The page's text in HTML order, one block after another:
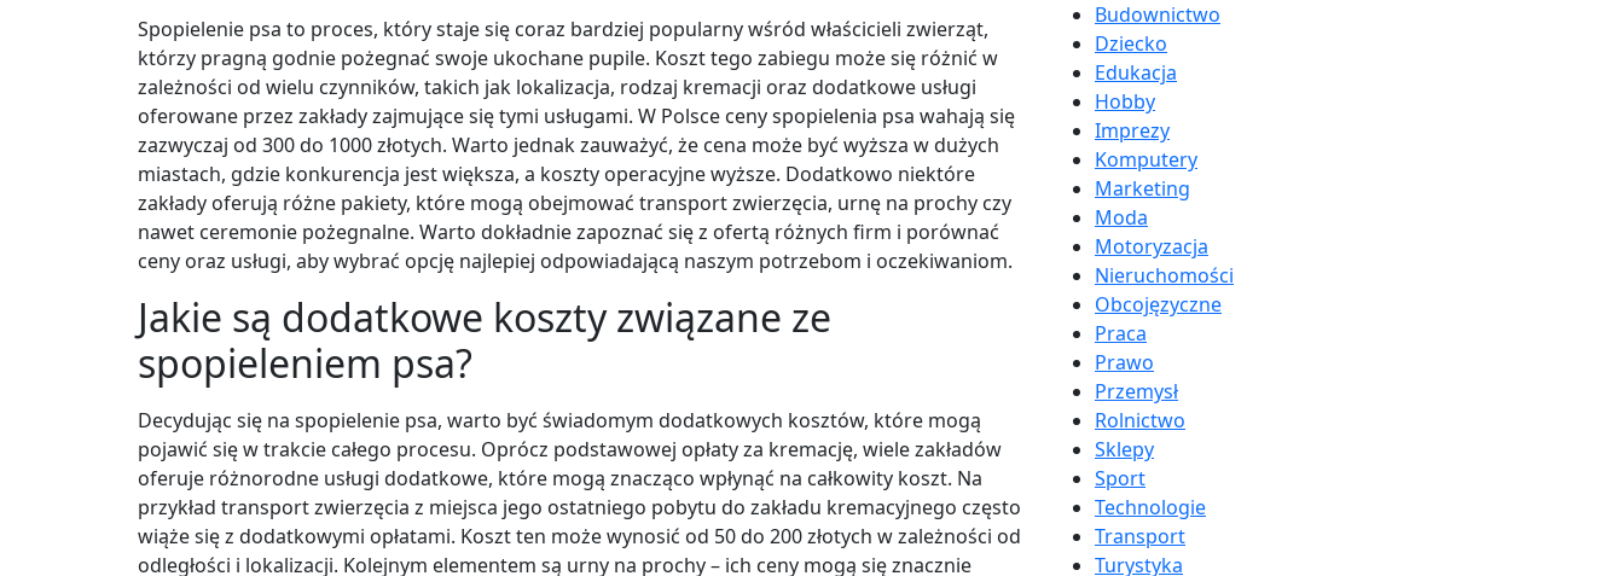
Spopielenie psa to proces, który staje się coraz bardziej popularny wśród właścicieli zwierząt,
którzy pragną godnie pożegnać swoje ukochane pupile. Koszt tego zabiegu może się różnić w
zależności od wielu czynników, takich jak lokalizacja, rodzaj kremacji oraz dodatkowe usługi
oferowane przez zakłady zajmujące się tymi usługami. W Polsce ceny spopielenia psa wahają się
zazwyczaj od 300 do 1000 złotych. Warto jednak zauważyć, że cena może być wyższa w dużych
miastach, gdzie konkurencja jest większa, a koszty operacyjne wyższe. Dodatkowo niektóre
zakłady oferują różne pakiety, które mogą obejmować transport zwierzęcia, urnę na prochy czy
nawet ceremonie pożegnalne. Warto dokładnie zapoznać się z ofertą różnych firm i porównać
ceny oraz usługi, aby wybrać opcję najlepiej odpowiadającą naszym potrzebom i oczekiwaniom.
Jakie są dodatkowe koszty związane ze
spopieleniem psa?
Decydując się na spopielenie psa, warto być świadomym dodatkowych kosztów, które mogą
pojawić się w trakcie całego procesu. Oprócz podstawowej opłaty za kremację, wiele zakładów
oferuje różnorodne usługi dodatkowe, które mogą znacząco wpłynąć na całkowity koszt. Na
przykład transport zwierzęcia z miejsca jego ostatniego pobytu do zakładu kremacyjnego często
wiąże się z dodatkowymi opłatami. Koszt ten może wynosić od 50 do 200 złotych w zależności od
odległości i lokalizacji. Kolejnym elementem są urny na prochy – ich ceny mogą się znacznie
Budownictwo
Dziecko
Edukacja
Hobby
Imprezy
Komputery
Marketing
Moda
Motoryzacja
Nieruchomości
Obcojęzyczne
Praca
Prawo
Przemysł
Rolnictwo
Sklepy
Sport
Technologie
Transport
Turystyka